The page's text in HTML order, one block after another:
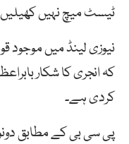
ٹیسٹ میچ نہیں
نیوزی لینڈ میں
کہ انجری کا شکار
کردی ہے۔
پی سی بی کے مطابق